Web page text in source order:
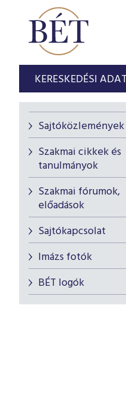
KERESKEDÉSI
Sajtóközlemények
Szakmai cikkek és
tanulmányok
Szakmai fórumok,
előadások
Sajtókapcsolat
Imázs fotók
BÉT logók